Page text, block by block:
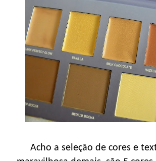
Acho a seleção de cores e